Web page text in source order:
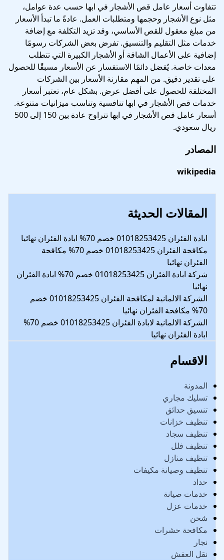
تتفاوت أسعار عامل قص الأشجار في ابها حسب عدة عوامل،
مثل نوع الأشجار وحجمها ومتطلبات العمل. عادةً ما تبدأ الأسعار
من مبلغ معقول للقص الأساسي، وقد تزيد التكلفة مع إضافة
خدمات مثل التقليم والتنسيق. تفرض بعض الشركات رسومًا
إضافية على الأعمال الشاقة أو الأشجار الكبيرة التي تتطلب
معدات خاصة. يُفضل دائمًا الاستفسار عن الأسعار مسبقًا للحصول
على تقدير دقيق. من المهم مقارنة الأسعار بين الشركات
المختلفة للحصول على أفضل عرض. بشكل عام، تعتبر أسعار
خدمات قص الأشجار في ابها تنافسية وتناسب ميزانيات متنوعة.
أسعار عامل قص الأشجار في ابها تتراوح عادة بين 150 إلى 500
ريال سعودي.
المصادر
wikipedia
المقالات الحديثة
ابادة الفئران 01018253425 خصم 70% ابادة الفئران نهائيا
مكافحة الفئران 01018253425 خصم 70% مكافحة
الفئران نهائيا
شركة ابادة الفئران 01018253425 خصم 70% ابادة الفئران
نهائيا
الشركة الالمانية لمكافحة الفئران 01018253425 خصم
70% مكافحة الفئران نهائيا
الشركة الالمانية لابادة الفئران 01018253425 خصم 70%
ابادة الفئران نهائيا
الاقسام
المدونة
تسليك مجاري
تنسيق حدائق
تنظيف خزانات
تنظيف سجاد
تنظيف فلل
تنظيف منازل
تنظيف وصيانة مكيفات
حداد
خدمات صيانة
خدمات عزل
شحن
مكافحة حشرات
نجار
نقل العفش